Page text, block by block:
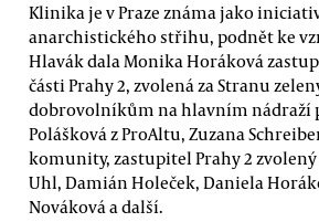
Klinika je v Praze známa jako
anarchistického střihu, podnět ke
Hlavák dala Monika Horáková
části Prahy 2, zvolená za Stranu
dobrovolníkům na hlavním nádraží
Polášková z ProAltu, Zuzana
komunity, zastupitel Prahy 2 zvolený
Uhl, Damián Holeček, Daniela
Nováková a další.